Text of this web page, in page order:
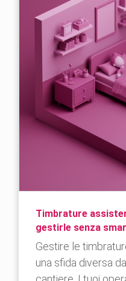
Timbrature
gestirle senza
Gestire le
una sfida diversa